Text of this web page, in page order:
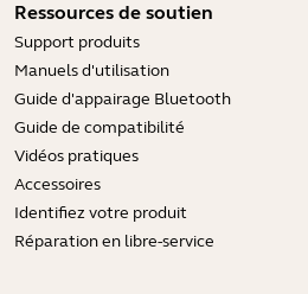
Ressources de soutien
Support produits
Manuels d'utilisation
Guide d'appairage Bluetooth
Guide de compatibilité
Vidéos pratiques
Accessoires
Identifiez votre produit
Réparation en libre-service